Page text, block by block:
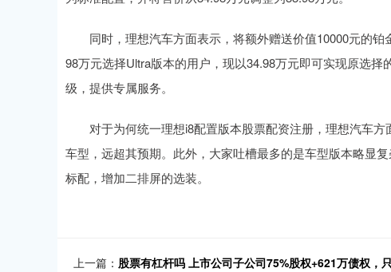
同时，理想汽车方面表示，将额外赠送价值10000元的铂
98万元选择Ultra版本的用户，现以34.98万元即可实现原选
级，提供专属服务。
对于为何统一理想i8配置版本股票配资注册，理想汽车方
车型，远超其预期。此外，大家吐槽最多的是车型版本略显
标配，增加二排屏的选装。
上一篇： 股票有杠杆吗 上市公司子公司75%股权+621万债权，